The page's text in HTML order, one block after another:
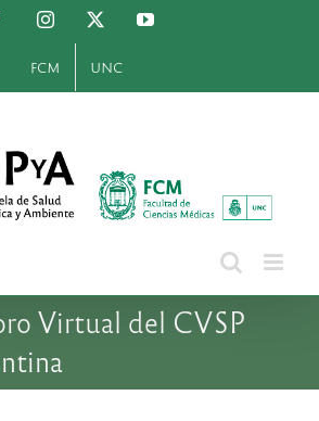
FacebookInstagram YouTube
FCM UNC
Virtual del CVSP